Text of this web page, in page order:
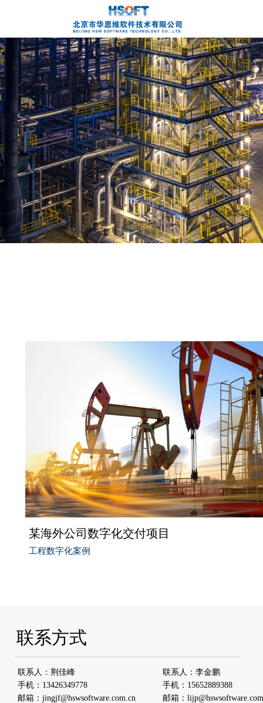
某海外公司数字化交付项目
工程数字化案例
联系人：李金鹏
手机： 15652889388
邮箱 ： lijp@hswsoftware
联系人：荆佳峰
手机： 13426349778
邮箱 ： jingjf@hswsoftware.com.cn
联系方式